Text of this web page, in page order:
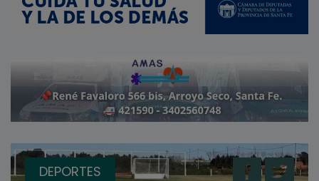
DEPORTES